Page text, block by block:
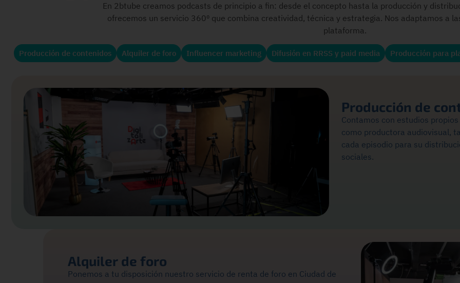
En 2btube creamos podcasts de principio a fin: desde el concepto hasta la producción y
ofrecemos un servicio 360º que combina creatividad, técnica y estrategia. Nos adaptamos a
plataforma.
Producción de contenidos Alquiler de foro Influencer marketing Difusión en RRSS y paid media Producción para
Producción de
Contamos con estudios
como productora audiovisual,
cada episodio para su
sociales.
Alquiler de foro
Ponemos a tu disposición nuestro servicio de renta de foro en Ciudad de